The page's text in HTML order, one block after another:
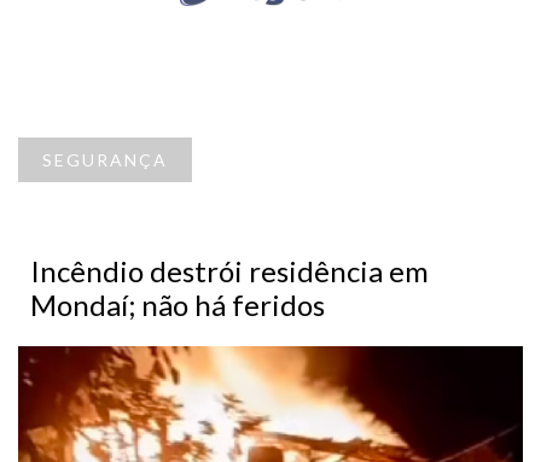
SEGURANÇA
Incêndio destrói residência em
Mondaí; não há feridos